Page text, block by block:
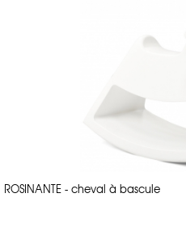
ROSINANTE - cheval à bascule